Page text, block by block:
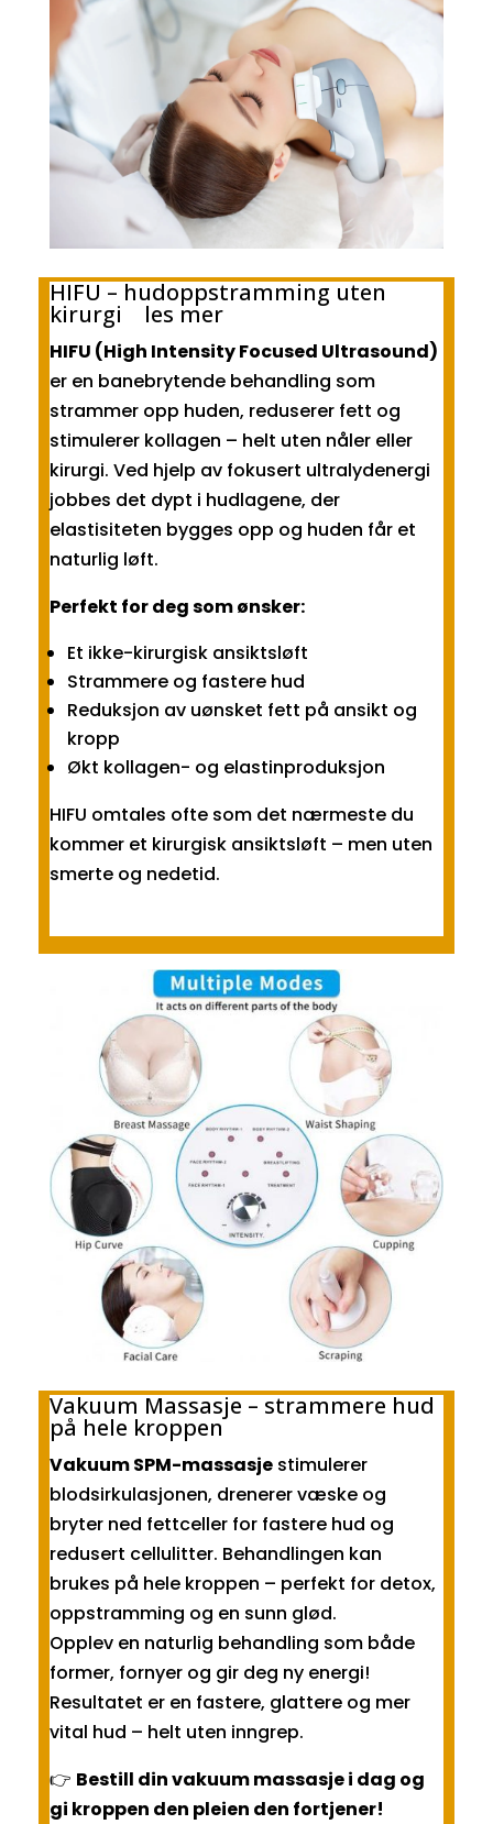
HIFU – hudoppstramming uten
kirurgi les mer
HIFU (High Intensity Focused Ultrasound)
er en banebrytende behandling som
strammer opp huden, reduserer fett og
stimulerer kollagen – helt uten nåler eller
kirurgi. Ved hjelp av fokusert ultralydenergi
jobbes det dypt i hudlagene, der
elastisiteten bygges opp og huden får et
naturlig løft.
Perfekt for deg som ønsker:
Et ikke-kirurgisk ansiktsløft
Strammere og fastere hud
Reduksjon av uønsket fett på ansikt og
kropp
Økt kollagen- og elastinproduksjon
HIFU omtales ofte som det nærmeste du
kommer et kirurgisk ansiktsløft – men uten
smerte og nedetid.
Vakuum Massasje – strammere hud
på hele kroppen
Vakuum SPM-massasjestimulerer
blodsirkulasjonen, drenerer væske og
bryter ned fettceller for fastere hud og
redusert cellulitter. Behandlingen kan
brukes på hele kroppen – perfekt for detox,
oppstramming og en sunn glød.
Opplev en naturlig behandling som både
former, fornyer og gir deg ny energi!
Resultatet er en fastere, glattere og mer
vital hud – helt uten inngrep.
👉 Bestill din vakuum massasje i dag og
gi kroppen den pleien den fortjener!